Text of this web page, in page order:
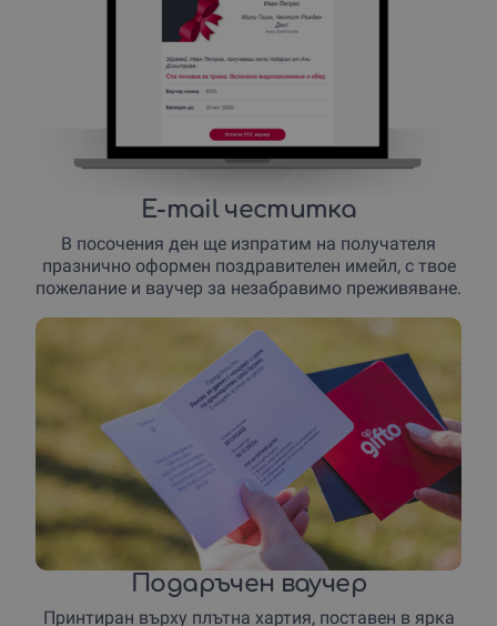
E-mail честитка
В посочения ден ще изпратим на получателя
празнично оформен поздравителен имейл, с твое
пожелание и ваучер за незабравимо преживяване.
Подаръчен ваучер
Принтиран върху плътна хартия, поставен в ярка